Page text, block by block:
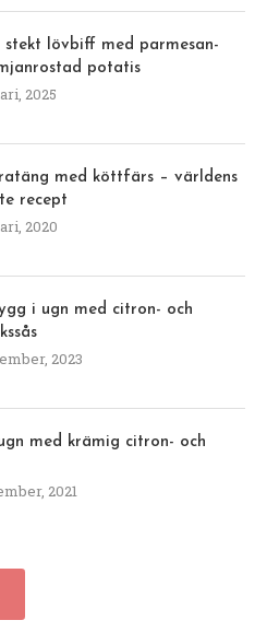
lövbiff med parmesan-
potatis
2025
med köttfärs – världens
recept
2020
i ugn med citron- och
2023
med krämig citron- och
2021